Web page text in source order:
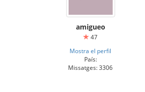
amigueo
47
Mostra el perfil
País:
Missatges: 3306